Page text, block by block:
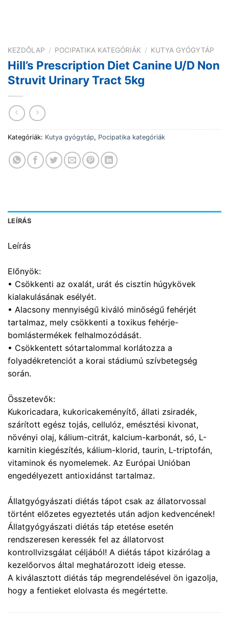
KEZDŐLAP / POCIPATIKA KATEGÓRIÁK / KUTYA GYÓGYTÁP
Hill’s Prescription Diet Canine U/D Non
Struvit Urinary Tract 5kg
Kategóriák: Kutya gyógytáp, Pocipatika kategóriák
LEÍRÁS
Leírás
Előnyök:
• Csökkenti az oxalát, urát és cisztin húgykövek
kialakulásának esélyét.
• Alacsony mennyiségű kiváló minőségű fehérjét
tartalmaz, mely csökkenti a toxikus fehérje-
bomlástermékek felhalmozódását.
• Csökkentett sótartalommal korlátozza a
folyadékretenciót a korai stádiumú szívbetegség
során.
Összetevők:
Kukoricadara, kukoricakeményítő, állati zsiradék,
szárított egész tojás, cellulóz, emésztési kivonat,
növényi olaj, kálium-citrát, kalcium-karbonát, só, L-
karnitin kiegészítés, kálium-klorid, taurin, L-triptofán,
vitaminok és nyomelemek. Az Európai Unióban
engedélyezett antioxidánst tartalmaz.
Állatgyógyászati diétás tápot csak az állatorvossal
történt előzetes egyeztetés után adjon kedvencének!
Állatgyógyászati diétás táp etetése esetén
rendszeresen keressék fel az állatorvost
kontrollvizsgálat céljából! A diétás tápot kizárólag a
kezelőorvos által meghatározott ideig etesse.
A kiválasztott diétás táp megrendelésével ön igazolja,
hogy a fentieket elolvasta és megértette.